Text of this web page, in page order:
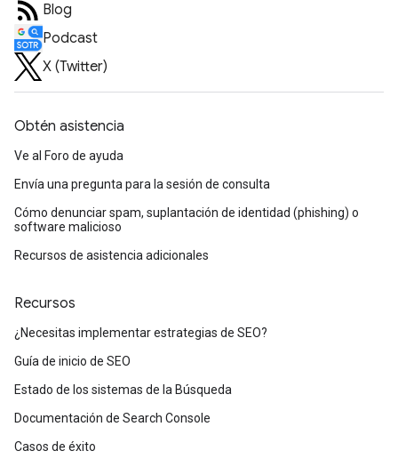
Blog
Podcast
X (Twitter)
Obtén asistencia
Ve al Foro de ayuda
Envía una pregunta para la sesión de consulta
Cómo denunciar spam, suplantación de identidad (phishing) o
software malicioso
Recursos de asistencia adicionales
Recursos
¿Necesitas implementar estrategias de SEO?
Guía de inicio de SEO
Estado de los sistemas de la Búsqueda
Documentación de Search Console
Casos de éxito